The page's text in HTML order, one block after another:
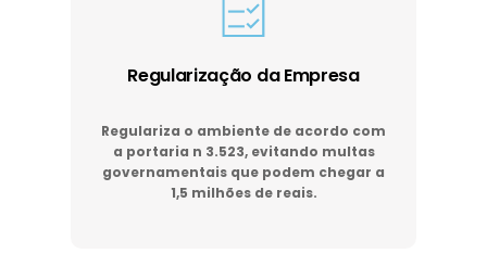
Regularização da Empresa
Regulariza o ambiente de acordo com
a portaria n 3.523, evitando multas
governamentais que podem chegar a
1,5 milhões de reais.